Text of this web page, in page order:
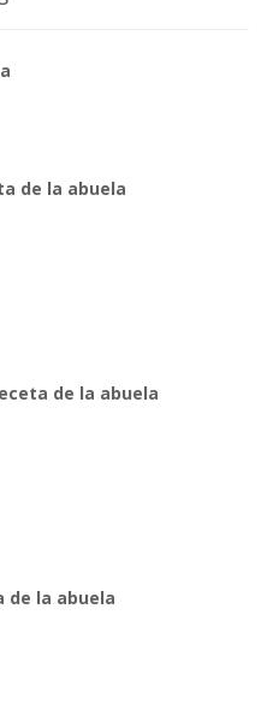
de la abuela
de la abuela
de la abuela